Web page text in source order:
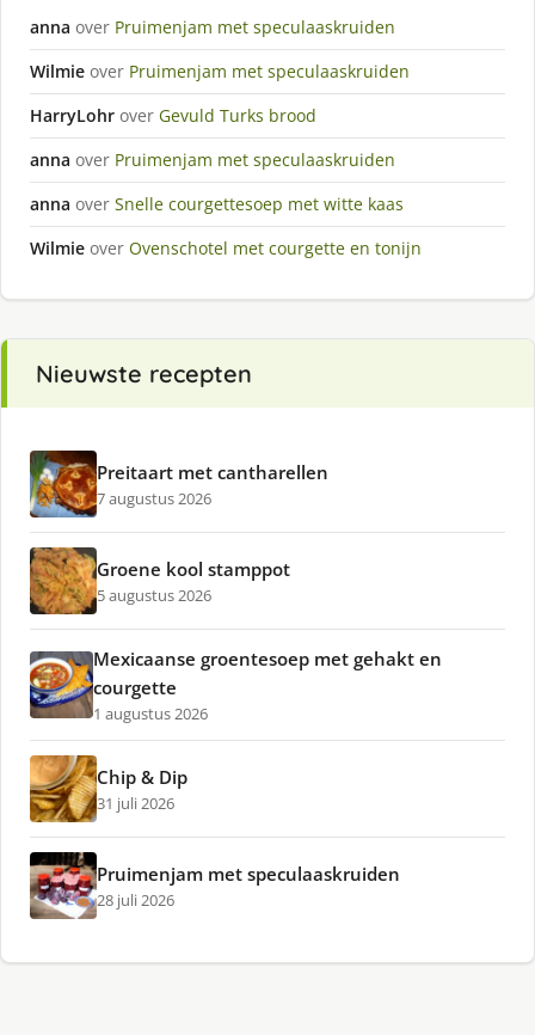
anna over Pruimenjam met speculaaskruiden
Wilmie over Pruimenjam met speculaaskruiden
HarryLohr over Gevuld Turks brood
anna over Pruimenjam met speculaaskruiden
anna over Snelle courgettesoep met witte kaas
Wilmie over Ovenschotel met courgette en tonijn
Nieuwste recepten
Preitaart met cantharellen
7 augustus 2026
Groene kool stamppot
5 augustus 2026
Mexicaanse groentesoep met gehakt en
courgette
1 augustus 2026
Chip & Dip
31 juli 2026
Pruimenjam met speculaaskruiden
28 juli 2026